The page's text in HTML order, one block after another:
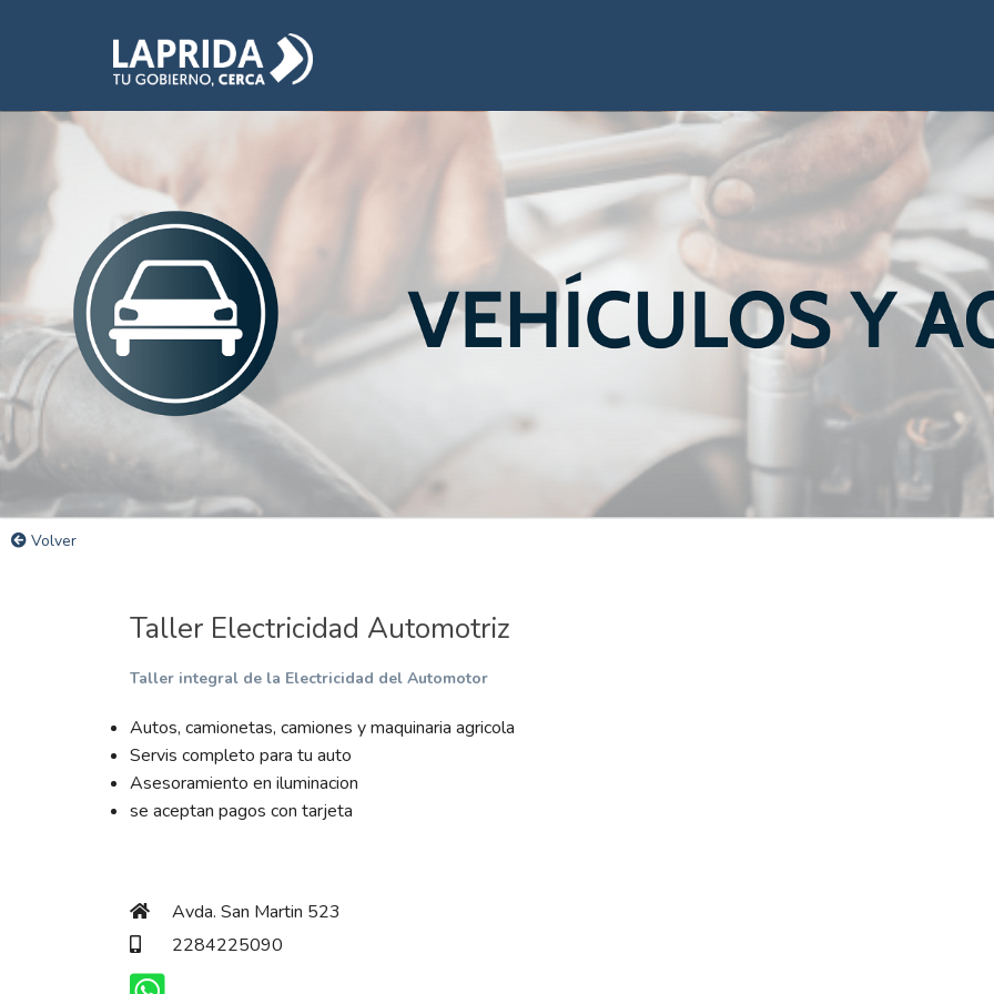
Volver
Taller Electricidad Automotriz
Taller integral de la Electricidad del Automotor
Autos, camionetas, camiones y maquinaria agricola
Servis completo para tu auto
Asesoramiento en iluminacion
se aceptan pagos con tarjeta
Avda. San Martin 523
2284225090